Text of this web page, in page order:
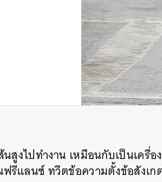
งไปทำงาน เหมือนกับเป็นเครื่
รีแลนซ์ ทวีตข้อความตั้งข้อสังเก